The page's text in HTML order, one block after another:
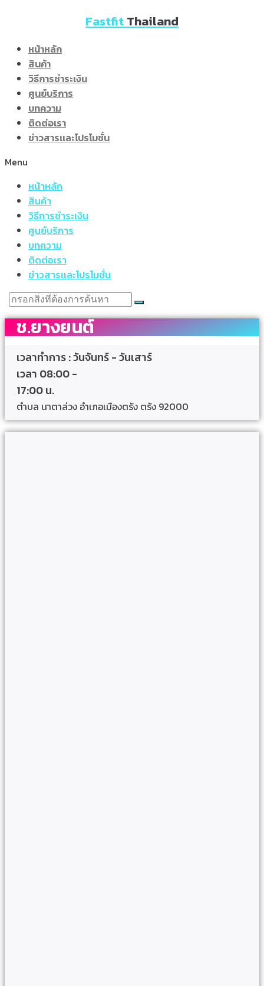
content
FastfitThailand
หน้าหลัก
สินค้า
วิธีการชำระเงิน
ศูนย์บริการ
บทความ
ติดต่อเรา
ข่าวสารเเละโปรโมชั่น
Menu
หน้าหลัก
สินค้า
วิธีการชำระเงิน
ศูนย์บริการ
บทความ
ติดต่อเรา
ข่าวสารเเละโปรโมชั่น
ช.ยางยนต์
เวลาทำการ : วันจันทร์ - วันเสาร์
เวลา 08:00 -
17:00 น.
ตำบล นาตาล่วง อำเภอเมืองตรัง ตรัง 92000